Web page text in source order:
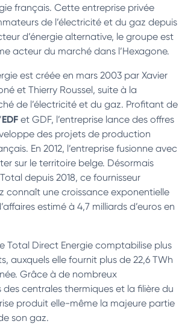
français. Cette entreprise privée
de l’électricité et du gaz depuis
d’énergie alternative, le groupe est
acteur du marché dans l’Hexagone.
est créée en mars 2003 par Xavier
et Thierry Roussel, suite à la
de l’électricité et du gaz. Profitant de
EDF et GDF, l’entreprise lance des offres
des projets de production
En 2012, l’entreprise fusionne avec
sur le territoire belge. Désormais
depuis 2018, ce fournisseur
connaît une croissance exponentielle
estimé à 4,7 milliards d’euros en
Total Direct Energie comptabilise plus
auxquels elle fournit plus de 22,6 TWh
Grâce à de nombreux
des centrales thermiques et la filière du
produit elle-même la majeure partie
son gaz.